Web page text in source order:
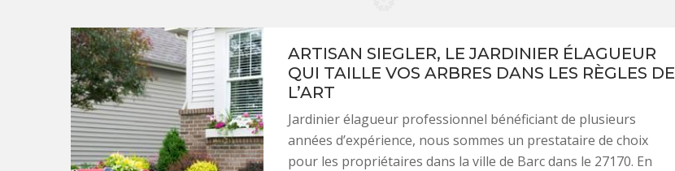
ARTISAN SIEGLER, LE JARDINIER ÉLAGUEUR
QUI TAILLE VOS ARBRES DANS LES RÈGLES DE
L’ART
Jardinier élagueur professionnel bénéficiant de plusieurs
années d’expérience, nous sommes un prestataire de choix
pour les propriétaires dans la ville de Barc dans le 27170. En